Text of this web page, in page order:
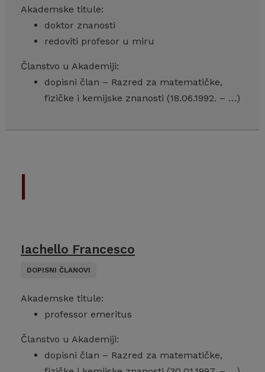
Akademske titule:
doktor znanosti
redoviti profesor u miru
Članstvo u Akademiji:
dopisni član – Razred za matematičke,
fizičke i kemijske znanosti (18.06.1992. – …)
Iachello Francesco
DOPISNI ČLANOVI
Akademske titule:
professor emeritus
Članstvo u Akademiji:
dopisni član – Razred za matematičke,